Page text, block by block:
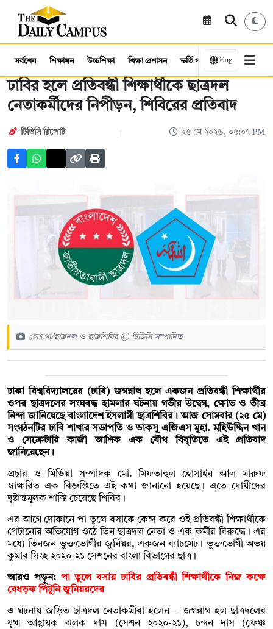
সর্বশেষ শিক্ষাঙ্গন উচ্চশিক্ষা শিক্ষা প্রশাসন ভর্তি পরীক্ষা কর্মসংস্থান
Eng
ঢাবির হলে প্রতিবন্ধী শিক্ষার্থীকে ছাত্রদল
নেতাকর্মীদের নিপীড়ন, শিবিরের প্রতিবাদ
টিডিসি রিপোর্ট ২৫ মে ২০২৬, ০৫:০৭ PM
লোগো/ছাত্রদল ও ছাত্রশিবির © টিডিসি সম্পাদিত
ঢাকা বিশ্ববিদ্যালয়ের (ঢাবি) জগন্নাথ হলে একজন প্রতিবন্ধী শিক্ষার্থীর
ওপর ছাত্রদলের সংঘবদ্ধ হামলার ঘটনায় গভীর উদ্বেগ, ক্ষোভ ও তীব্র
নিন্দা জানিয়েছে বাংলাদেশ ইসলামী ছাত্রশিবির। আজ সোমবার (২৫ মে)
সংগঠনটির ঢাবি শাখার সভাপতি ও ডাকসু এজিএস মুহা. মহিউদ্দিন খান
ও সেক্রেটারি কাজী আশিক এক যৌথ বিবৃতিতে এই প্রতিবাদ
জানিয়েছেন।
প্রচার ও মিডিয়া সম্পাদক মো. মিফতাহুল হোসাইন আল মারুফ
স্বাক্ষরিত এক বিজ্ঞপ্তিতে এই কথা জানানো হয়েছে। এতে দোষীদের
দৃষ্টান্তমূলক শাস্তি চেয়েছে শিবির।
এর আগে দোকানে পা তুলে বসাকে কেন্দ্র করে ওই প্রতিবন্ধী শিক্ষার্থীকে
পেটানোর অভিযোগ ওঠে তিন ছাত্রদল নেতা ও এক কর্মীর বিরুদ্ধে। এর
মধ্যে তিনজন ভুক্তভোগীর জুনিয়র, একজন ব্যাচমেট। ভুক্তভোগী অভয়
কুমার সিংহ ২০২০-২১ সেশনের বাংলা বিভাগের ছাত্র।
আরও পড়ুন: পা তুলে বসায় ঢাবির প্রতিবন্ধী শিক্ষার্থীকে নিজ কক্ষে
বেধড়ক পিটুনি জুনিয়রদের
এ ঘটনায় জড়িত ছাত্রদল নেতাকর্মীরা হলেন— জগন্নাথ হল ছাত্রদলের
যুগ্ম আহ্বায়ক ঝলক দাস (সেশন ২০২০-২১), চন্দন দাস (ফ্রেঞ্চ